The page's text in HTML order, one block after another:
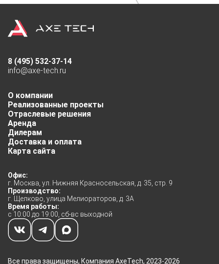
О компании
Реализованные проекты
Отраслевые решения
Аренда
Дилерам
Доставка и оплата
Карта сайта
Офис:
г. Москва, ул. Нижняя Красносельская, д. 35, стр. 9
Производство:
г. Щелково, улица Мелиораторов, д. 3А
Время работы:
с 10:00 до 19:00, сб-вс выходной
8 (495) 532-37-14
info@axe-tech.ru
Все права защищены, Компания AxeTech, 2023-2026